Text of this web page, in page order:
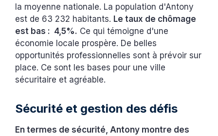
la moyenne nationale. La population d'Antony
est de 63 232 habitants. Le taux de chômage
est bas : 4,5%. Ce qui témoigne d'une
économie locale prospère. De belles
opportunités professionnelles sont à prévoir sur
place. Ce sont les bases pour une ville
sécuritaire et agréable.
Sécurité et gestion des défis
En termes de sécurité, Antony montre des